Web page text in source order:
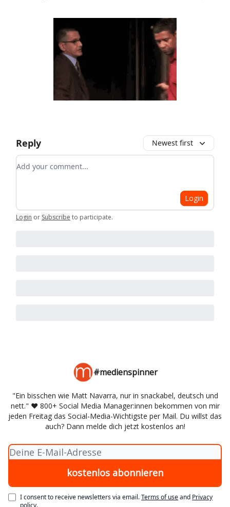
Reply Newest first
Add your comment
Login
Login or Subscribe to participate.
#medienspinner
"Ein bisschen wie Matt Navarra, nur in snackabel, deutsch und
nett." ♥️ 800+ Social Media Manager:innen bekommen von mir
jeden Freitag das Social-Media-Wichtigste per Mail. Du willst das
auch? Dann melde dich jetzt kostenlos an!
I consent to receive newsletters via email.Terms of useand Privacy